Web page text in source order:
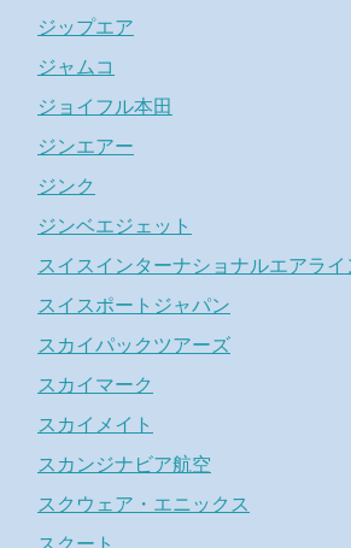
ジップエア
ジャムコ
ジョイフル本田
ジンエアー
ジンク
ジンベエジェット
スイスインターナショナルエアライ
スイスポートジャパン
スカイパックツアーズ
スカイマーク
スカイメイト
スカンジナビア航空
スクウェア・エニックス